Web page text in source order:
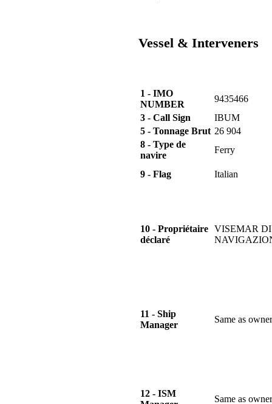
Vessel & Interveners
1 - IMO
NUMBER
9435466
3 - Call Sign
IBUM
5 - Tonnage Brut 26 904
8 - Type de
navire
Ferry
9 - Flag Italian
10 - Propriétaire
déclaré
VISEMAR DI
11 - Ship
Manager
Same as owner
12 - ISM
Same as owner